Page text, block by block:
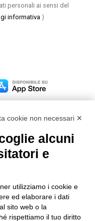
personali ai sensi del
informativa )
controllo – D. lgs.
DKC Europe
Power Solutions
acquisto
cookie non necessari ✕
alcuni
e
utilizziamo i cookie e
ed elaborare i dati
sito web o la
rispettiamo il tuo diritto